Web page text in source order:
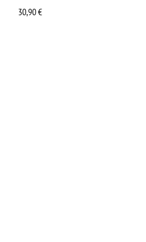
30,90€